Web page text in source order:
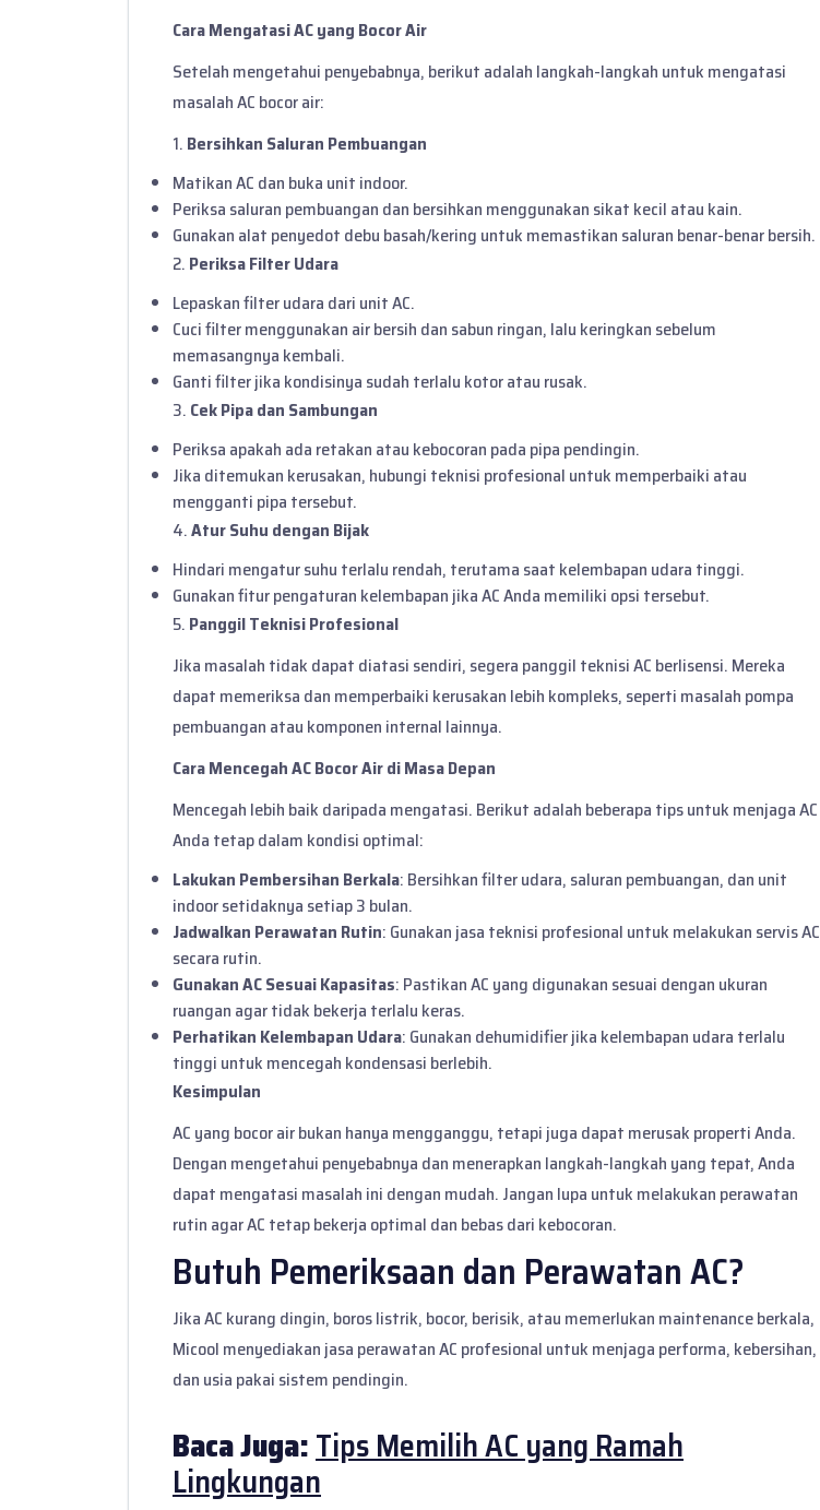
Cara Mengatasi AC yang Bocor Air
Setelah mengetahui penyebabnya, berikut adalah langkah-langkah untuk mengatasi
masalah AC bocor air:
1. Bersihkan Saluran Pembuangan
Matikan AC dan buka unit indoor.
Periksa saluran pembuangan dan bersihkan menggunakan sikat kecil atau kain.
Gunakan alat penyedot debu basah/kering untuk memastikan saluran benar-benar bersih.
2. Periksa Filter Udara
Lepaskan filter udara dari unit AC.
Cuci filter menggunakan air bersih dan sabun ringan, lalu keringkan sebelum
memasangnya kembali.
Ganti filter jika kondisinya sudah terlalu kotor atau rusak.
3. Cek Pipa dan Sambungan
Periksa apakah ada retakan atau kebocoran pada pipa pendingin.
Jika ditemukan kerusakan, hubungi teknisi profesional untuk memperbaiki atau
mengganti pipa tersebut.
4.Atur Suhu dengan Bijak
Hindari mengatur suhu terlalu rendah, terutama saat kelembapan udara tinggi.
Gunakan fitur pengaturan kelembapan jika AC Anda memiliki opsi tersebut.
5. Panggil Teknisi Profesional
Jika masalah tidak dapat diatasi sendiri, segera panggil teknisi AC berlisensi. Mereka
dapat memeriksa dan memperbaiki kerusakan lebih kompleks, seperti masalah pompa
pembuangan atau komponen internal lainnya.
Cara Mencegah AC Bocor Air di Masa Depan
Mencegah lebih baik daripada mengatasi. Berikut adalah beberapa tips untuk menjaga AC
Anda tetap dalam kondisi optimal:
Lakukan Pembersihan Berkala: Bersihkan filter udara, saluran pembuangan, dan unit
indoor setidaknya setiap 3 bulan.
Jadwalkan Perawatan Rutin: Gunakan jasa teknisi profesional untuk melakukan servis AC
secara rutin.
Gunakan AC Sesuai Kapasitas: Pastikan AC yang digunakan sesuai dengan ukuran
ruangan agar tidak bekerja terlalu keras.
Perhatikan Kelembapan Udara: Gunakan dehumidifier jika kelembapan udara terlalu
tinggi untuk mencegah kondensasi berlebih.
Kesimpulan
AC yang bocor air bukan hanya mengganggu, tetapi juga dapat merusak properti Anda.
Dengan mengetahui penyebabnya dan menerapkan langkah-langkah yang tepat, Anda
dapat mengatasi masalah ini dengan mudah. Jangan lupa untuk melakukan perawatan
rutin agar AC tetap bekerja optimal dan bebas dari kebocoran.
Butuh Pemeriksaan dan Perawatan AC?
Jika AC kurang dingin, boros listrik, bocor, berisik, atau memerlukan maintenance berkala,
Micool menyediakanjasa perawatan AC profesional untuk menjaga performa, kebersihan,
dan usia pakai sistem pendingin.
Baca Juga:Tips Memilih AC yang Ramah
Lingkungan